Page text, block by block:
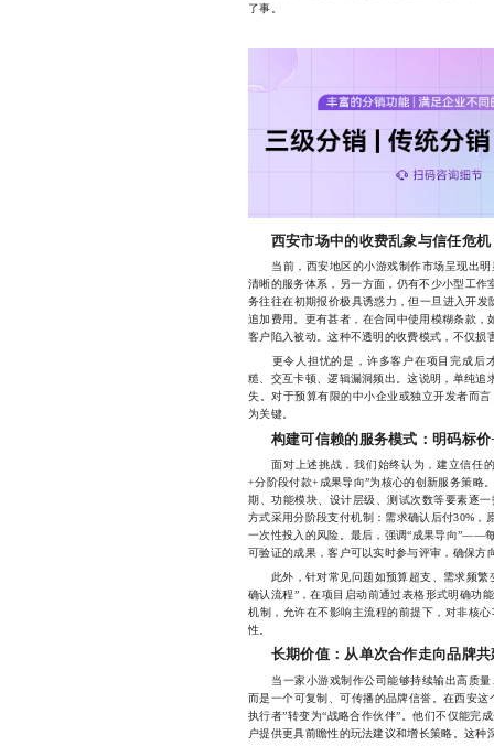
了事。
西安市场中的收费乱象与信任危机
当前，西安地区的小游戏制作市场呈现出明
清晰的服务体系，另一方面，仍有不少小型工作
务往往在初期报价极具诱惑力，但一旦进入开发
追加费用。更有甚者，在合同中使用模糊条款，
客户陷入被动。这种不透明的收费模式，不仅
更令人担忧的是，许多客户在项目完成后
糙、交互卡顿、逻辑漏洞频出。这说明，单纯追
失。对于预算有限的中小企业或独立开发者而
为关键。
构建可信赖的服务模式：明码标
面对上述挑战，我们始终认为，建立信任的
+分阶段付款+成果导向”为核心的创新服务策略
期、功能模块、设计层级、测试次数等要素逐
方式采用分阶段支付机制：需求确认后付30%，
一次性投入的风险。最后，强调“成果导向”——
可验证的成果，客户可以实时参与评审，确保方
此外，针对常见问题如预算超支、需求频繁
确认流程”，在项目启动前通过表格形式明确功
机制，允许在不影响主流程的前提下，对非核
性。
长期价值：从单次合作走向品牌共
当一家小游戏制作公司能够持续输出高质量
而是一个可复制、可传播的品牌信誉。在西安
执行者”转变为“战略合作伙伴”。他们不仅能完
户提供更具前瞻性的玩法建议和增长策略。这